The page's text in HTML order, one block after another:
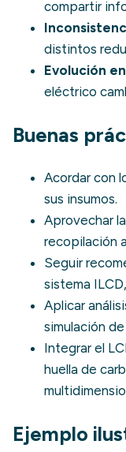
compartir
distintos
Evolución
eléctrico
Buenas
Acordar con
sus insumos.
Aprovechar
recopilación
Seguir
sistema
Aplicar
simulación
Integrar el
huella de
Ejemplo